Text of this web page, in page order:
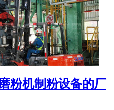
粉机制粉设备的厂